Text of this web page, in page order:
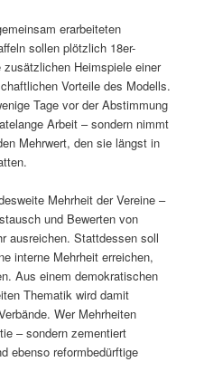
erarbeiteten
sollen plötzlich 18er-
Heimspiele einer
Vorteile des Modells.
Tage vor der Abstimmung
Arbeit – sondern nimmt
Mehrwert, den sie längst in
Mehrheit der Vereine –
und Bewerten von
ausreichen. Stattdessen soll
interne Mehrheit erreichen,
Aus einem demokratischen
Thematik wird damit
Wer Mehrheiten
– sondern zementiert
ebenso reformbedürftige